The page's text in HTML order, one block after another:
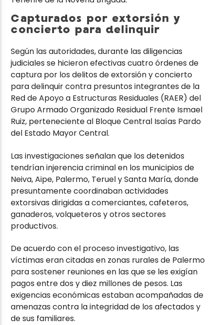
Capturados por extorsión y
concierto para delinquir
Según las autoridades, durante las diligencias
judiciales se hicieron efectivas cuatro órdenes de
captura por los delitos de extorsión y concierto
para delinquir contra presuntos integrantes de la
Red de Apoyo a Estructuras Residuales (RAER) del
Grupo Armado Organizado Residual Frente Ismael
Ruiz, perteneciente al Bloque Central Isaías Pardo
del Estado Mayor Central.
Las investigaciones señalan que los detenidos
tendrían injerencia criminal en los municipios de
Neiva, Aipe, Palermo, Teruel y Santa María, donde
presuntamente coordinaban actividades
extorsivas dirigidas a comerciantes, cafeteros,
ganaderos, volqueteros y otros sectores
productivos.
De acuerdo con el proceso investigativo, las
víctimas eran citadas en zonas rurales de Palermo
para sostener reuniones en las que se les exigían
pagos entre dos y diez millones de pesos. Las
exigencias económicas estaban acompañadas de
amenazas contra la integridad de los afectados y
de sus familiares.